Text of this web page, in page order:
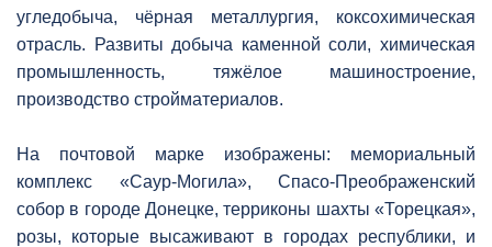
угледобыча, чёрная металлургия, коксохимическая
отрасль. Развиты добыча каменной соли, химическая
промышленность, тяжёлое машиностроение,
производство стройматериалов.
На почтовой марке изображены: мемориальный
комплекс «Саур-Могила», Спасо-Преображенский
собор в городе Донецке, терриконы шахты «Торецкая»,
розы, которые высаживают в городах республики, и